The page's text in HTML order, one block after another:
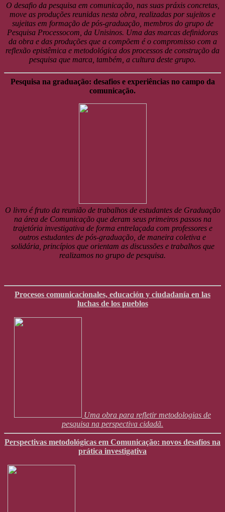
O desafio da pesquisa em comunicação, nas suas práxis concretas,
move as produções reunidas nesta obra, realizadas por sujeitos e
sujeitas em formação de pós-graduação, membros do grupo de
Pesquisa Processocom, da Unisinos. Uma das marcas definidoras
da obra e das produções que a compõem é o compromisso com a
reflexão epistêmica e metodológica dos processos de construção da
pesquisa que marca, também, a cultura deste grupo.
Pesquisa na graduação: desafios e experiências no campo da
comunicação.
O livro é fruto da reunião de trabalhos de estudantes de Graduação
na área de Comunicação que deram seus primeiros passos na
trajetória investigativa de forma entrelaçada com professores e
outros estudantes de pós-graduação, de maneira coletiva e
solidária, princípios que orientam as discussões e trabalhos que
realizamos no grupo de pesquisa.
Procesos comunicacionales, educación y ciudadanía en las
luchas de los pueblos
Uma obra para refletir metodologias de
pesquisa na perspectiva cidadã.
Perspectivas metodológicas em Comunicação: novos desafíos na
prática investigativa